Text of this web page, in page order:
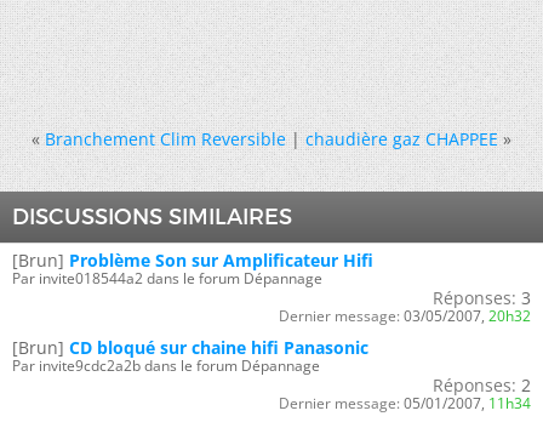
« Branchement Clim Reversible|chaudière gaz CHAPPEE »
DISCUSSIONS SIMILAIRES
[Brun] Problème Son sur Amplificateur Hifi
Par invite018544a2 dans le forum Dépannage
Réponses: 3
Dernier message: 03/05/2007, 20h32
[Brun] CD bloqué sur chaine hifi Panasonic
Par invite9cdc2a2b dans le forum Dépannage
Réponses: 2
Dernier message: 05/01/2007, 11h34